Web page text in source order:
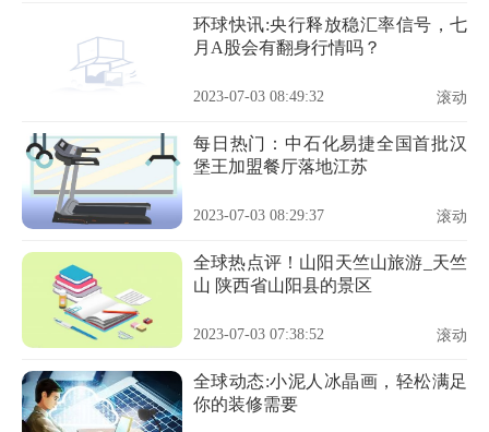
环球快讯:央行释放稳汇率信号，七
月A股会有翻身行情吗？
2023-07-03 08:49:32 滚动
每日热门：中石化易捷全国首批汉
堡王加盟餐厅落地江苏
2023-07-03 08:29:37 滚动
全球热点评！山阳天竺山旅游_天竺
山 陕西省山阳县的景区
2023-07-03 07:38:52 滚动
全球动态:小泥人冰晶画，轻松满足
你的装修需要